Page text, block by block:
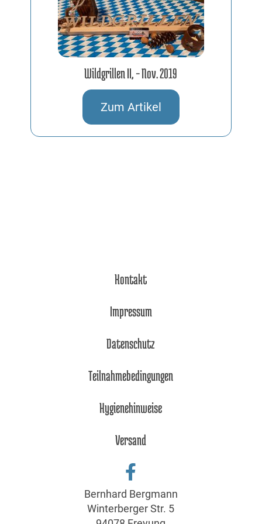
Wildgrillen II, – Nov. 2019
23.11.2019
Zum Artikel
Kontakt
Impressum
Datenschutz
Teilnahmebedingungen
Hygienehinweise
Versand
Bernhard Bergmann
Winterberger Str. 5